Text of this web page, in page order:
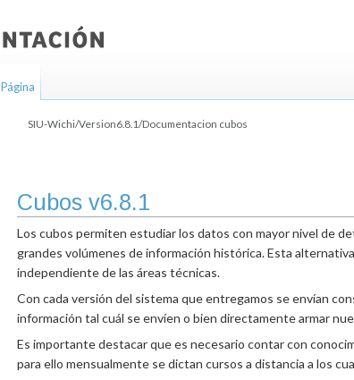
SIU-Wichi/Version6.8.1/Documentacion cubos
Cubos v6.8.1
Los cubos permiten estudiar los datos con mayor nivel de
grandes volúmenes de información histórica. Esta
independiente de las áreas técnicas.
Con cada versión del sistema que entregamos se envían
información tal cuál se envíen o bien directamente armar
Es importante destacar que es necesario contar con
para ello mensualmente se dictan cursos a distancia a los
Página